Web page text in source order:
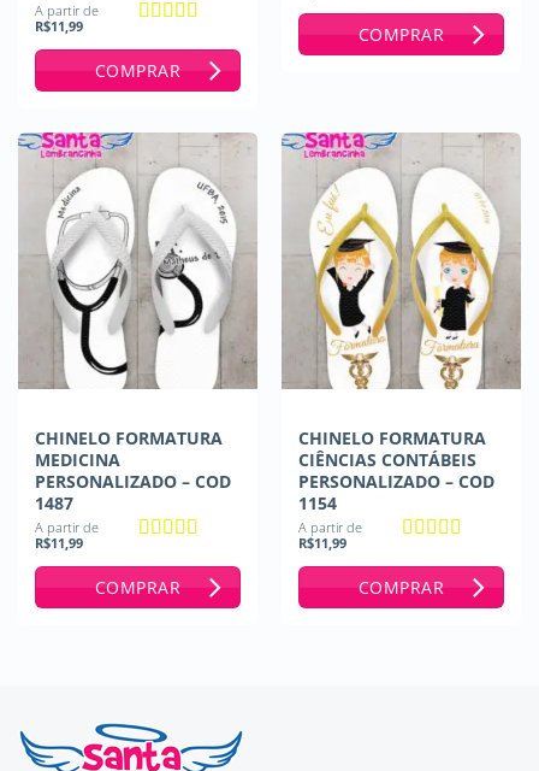
A partir de
R$11,99
COMPRAR
COMPRAR
CHINELO FORMATURA
MEDICINA
PERSONALIZADO – COD
1487
A partir de
R$11,99
COMPRAR
CHINELO FORMATURA
CIÊNCIAS CONTÁBEIS
PERSONALIZADO – COD
1154
A partir de
R$11,99
COMPRAR